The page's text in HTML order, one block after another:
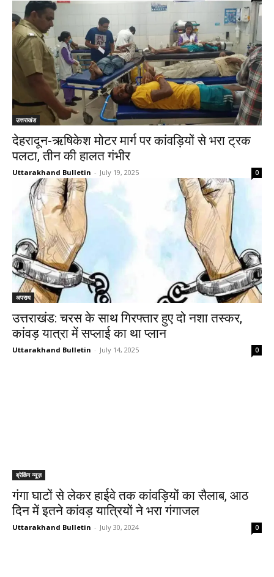
उत्तराखंड
देहरादून-ऋषिकेश मोटर मार्ग पर कांवड़ियों से भरा ट्रक
पलटा, तीन की हालत गंभीर
Uttarakhand Bulletin - July 19, 2025 0
अपराध
उत्तराखंड: चरस के साथ गिरफ्तार हुए दो नशा तस्कर,
कांवड़ यात्रा में सप्लाई का था प्लान
Uttarakhand Bulletin - July 14, 2025 0
ब्रेकिंग न्यूज़
गंगा घाटों से लेकर हाईवे तक कांवड़ियों का सैलाब, आठ
दिन में इतने कांवड़ यात्रियों ने भरा गंगाजल
Uttarakhand Bulletin - July 30, 2024 0